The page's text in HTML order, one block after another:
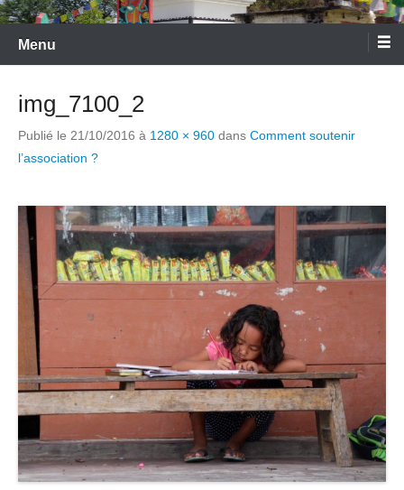
Menu
img_7100_2
Publié le 21/10/2016 à 1280 × 960 dans Comment soutenir
l’association ?